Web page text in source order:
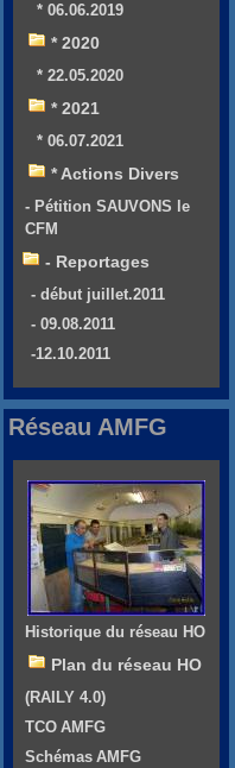
* 06.06.2019
* 2020
* 22.05.2020
* 2021
* 06.07.2021
* Actions Divers
- Pétition SAUVONS le
CFM
- Reportages
- début juillet.2011
- 09.08.2011
-12.10.2011
Réseau AMFG
Historique du réseau HO
Plan du réseau HO
(RAILY 4.0)
TCO AMFG
Schémas AMFG